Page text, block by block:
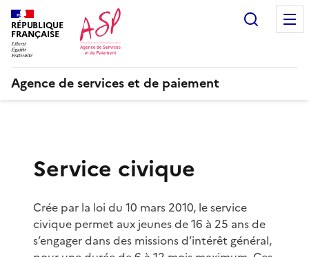
RÉPUBLIQUE
FRANÇAISE
Agence de services et de paiement
Service civique
Crée par la loi du 10 mars 2010, le service
civique permet aux jeunes de 16 à 25 ans de
s’engager dans des missions d’intérêt général,